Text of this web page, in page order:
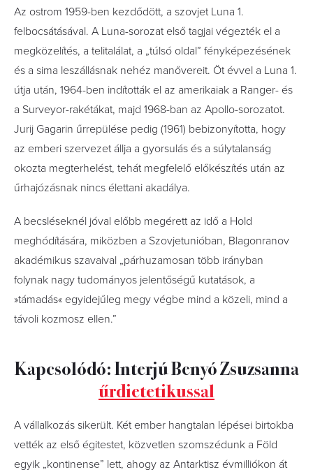
Az ostrom 1959-ben kezdődött, a szovjet Luna 1.
felbocsátásával. A Luna-sorozat első tagjai végezték el a
megközelítés, a telitalálat, a „túlsó oldal” fényképezésének
és a sima leszállásnak nehéz manővereit. Öt évvel a Luna 1.
útja után, 1964-ben indították el az amerikaiak a Ranger- és
a Surveyor-rakétákat, majd 1968-ban az Apollo-sorozatot.
Jurij Gagarin űrrepülése pedig (1961) bebizonyította, hogy
az emberi szervezet állja a gyorsulás és a súlytalanság
okozta megterhelést, tehát megfelelő előkészítés után az
űrhajózásnak nincs élettani akadálya.
A becsléseknél jóval előbb megérett az idő a Hold
meghódítására, miközben a Szovjetunióban, Blagonranov
akadémikus szavaival „párhuzamosan több irányban
folynak nagy tudományos jelentőségű kutatások, a
»támadás« egyidejűleg megy végbe mind a közeli, mind a
távoli kozmosz ellen.”
Kapcsolódó: Interjú Benyó Zsuzsanna
űrdietetikussal
A vállalkozás sikerült. Két ember hangtalan lépései birtokba
vették az első égitestet, közvetlen szomszédunk a Föld
egyik „kontinense” lett, ahogy az Antarktisz évmilliókon át